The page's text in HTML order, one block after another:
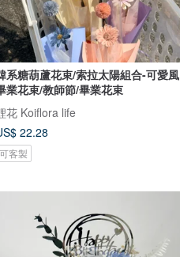
系糖葫蘆花束/索拉太陽組合-可愛風
業花束/教師節/畢業花束
花 Koiflora life
22.28
可客製